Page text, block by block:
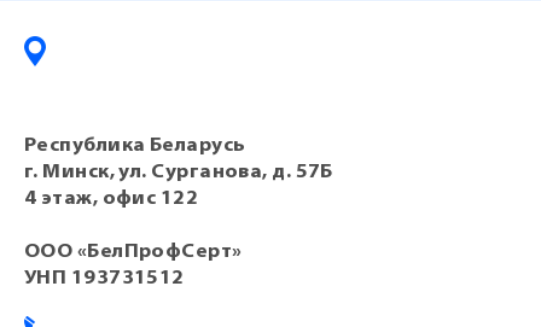
Республика Беларусь
г. Минск, ул. Сурганова, д. 57Б
4 этаж, офис 122
ООО «БелПрофСерт»
УНП 193731512